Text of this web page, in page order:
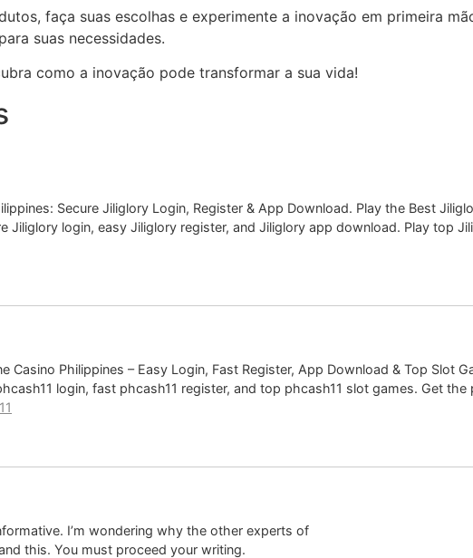
faça suas escolhas e experimente a inovação em primeira
suas necessidades.
como a inovação pode transformar a sua vida!
Secure Jiliglory Login, Register & App Download. Play the Best
Jiliglory login, easy Jiliglory register, and Jiliglory app download. Play top
Casino Philippines – Easy Login, Fast Register, App Download & Top Slot
login, fast phcash11 register, and top phcash11 slot games. Get
I’m wondering why the other experts of
this. You must proceed your writing.